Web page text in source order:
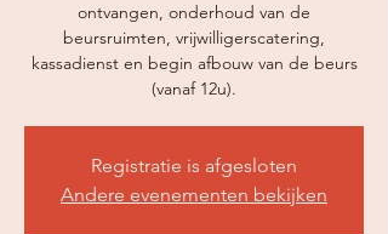
ontvangen, onderhoud van de
beursruimten, vrijwilligerscatering,
kassadienst en begin afbouw van de beurs
(vanaf 12u).
Registratie is afgesloten
Andere evenementen bekijken